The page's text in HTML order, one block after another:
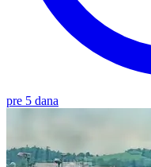
pre 5 dana